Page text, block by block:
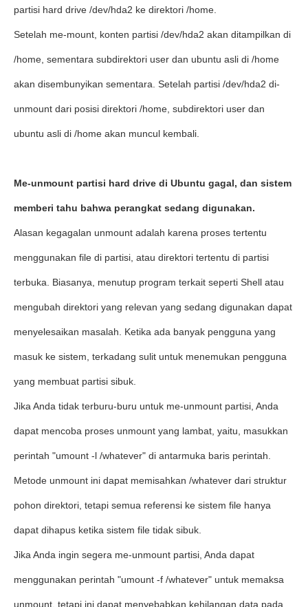
partisi hard drive /dev/hda2 ke direktori /home.
Setelah me-mount, konten partisi /dev/hda2 akan ditampilkan di
/home, sementara subdirektori user dan ubuntu asli di /home
akan disembunyikan sementara. Setelah partisi /dev/hda2 di-
unmount dari posisi direktori /home, subdirektori user dan
ubuntu asli di /home akan muncul kembali.
Me-unmount partisi hard drive di Ubuntu gagal, dan sistem
memberi tahu bahwa perangkat sedang digunakan.
Alasan kegagalan unmount adalah karena proses tertentu
menggunakan file di partisi, atau direktori tertentu di partisi
terbuka. Biasanya, menutup program terkait seperti Shell atau
mengubah direktori yang relevan yang sedang digunakan dapat
menyelesaikan masalah. Ketika ada banyak pengguna yang
masuk ke sistem, terkadang sulit untuk menemukan pengguna
yang membuat partisi sibuk.
Jika Anda tidak terburu-buru untuk me-unmount partisi, Anda
dapat mencoba proses unmount yang lambat, yaitu, masukkan
perintah "umount -l /whatever" di antarmuka baris perintah.
Metode unmount ini dapat memisahkan /whatever dari struktur
pohon direktori, tetapi semua referensi ke sistem file hanya
dapat dihapus ketika sistem file tidak sibuk.
Jika Anda ingin segera me-unmount partisi, Anda dapat
menggunakan perintah "umount -f /whatever" untuk memaksa
unmount, tetapi ini dapat menyebabkan kehilangan data pada